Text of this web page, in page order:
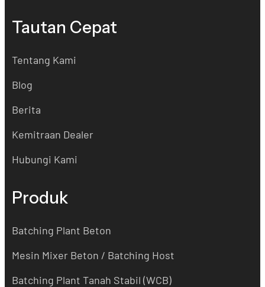
Tautan Cepat
Tentang Kami
Blog
Berita
Kemitraan Dealer
Hubungi Kami
Produk
Batching Plant Beton
Mesin Mixer Beton / Batching Host
Batching Plant Tanah Stabil (WCB)